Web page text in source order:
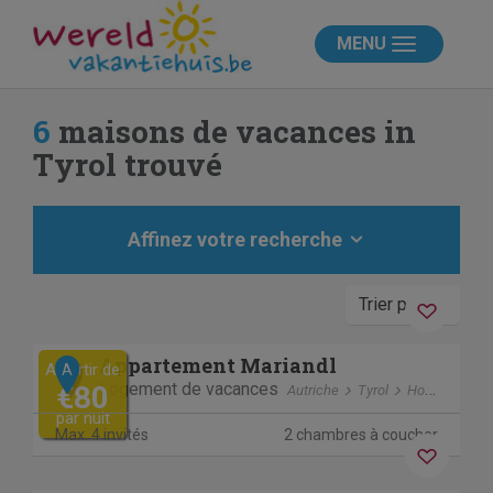
MENU
6 maisons de vacances in
Tyrol trouvé
Affinez votre recherche
Trier par
Previous
A partir de
€80
par nuit
A Appartement Mariandl
Logement de vacances Autriche Tyrol Hopfgarten im Brixental
Max. 4 invités 2 chambres à coucher
Annulation gratuite